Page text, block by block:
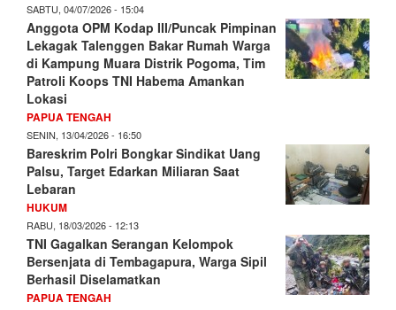
SABTU, 04/07/2026 - 15:04
Anggota OPM Kodap III/Puncak Pimpinan
Lekagak Talenggen Bakar Rumah Warga
di Kampung Muara Distrik Pogoma, Tim
Patroli Koops TNI Habema Amankan
Lokasi
PAPUA TENGAH
SENIN, 13/04/2026 - 16:50
Bareskrim Polri Bongkar Sindikat Uang
Palsu, Target Edarkan Miliaran Saat
Lebaran
HUKUM
RABU, 18/03/2026 - 12:13
TNI Gagalkan Serangan Kelompok
Bersenjata di Tembagapura, Warga Sipil
Berhasil Diselamatkan
PAPUA TENGAH